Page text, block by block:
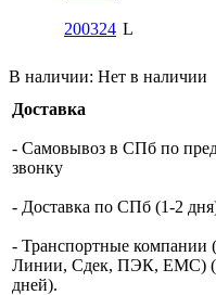
200324 L
В наличии: Нет в наличии
Доставка
- Самовывоз в СПб по
звонку
- Доставка по СПб (1-2
- Транспортные компании
Линии, Сдек, ПЭК, ЕМС)
дней).